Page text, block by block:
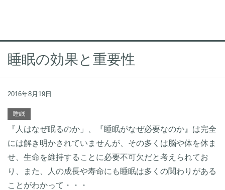
睡眠の効果と重要性
2016年8月19日
睡眠
『人はなぜ眠るのか」、『睡眠がなぜ必要なのか』は完全
には解き明かされていませんが、その多くは脳や体を休ま
せ、生命を維持することに必要不可欠だと考えられてお
り、また、人の成長や寿命にも睡眠は多くの関わりがある
ことがわかって・・・